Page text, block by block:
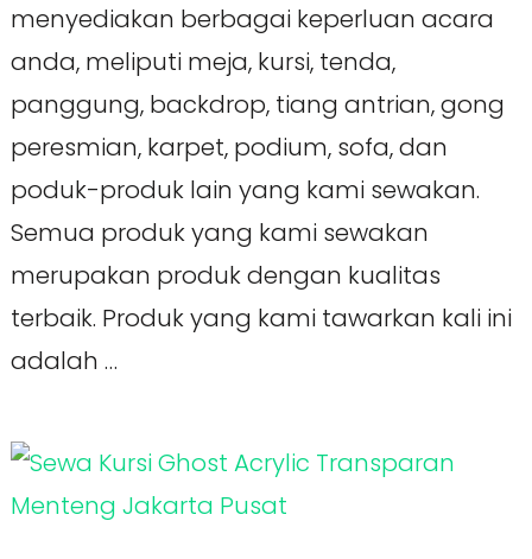
menyediakan berbagai keperluan acara
anda, meliputi meja, kursi, tenda,
panggung, backdrop, tiang antrian, gong
peresmian, karpet, podium, sofa, dan
poduk-produk lain yang kami sewakan.
Semua produk yang kami sewakan
merupakan produk dengan kualitas
terbaik. Produk yang kami tawarkan kali ini
adalah …